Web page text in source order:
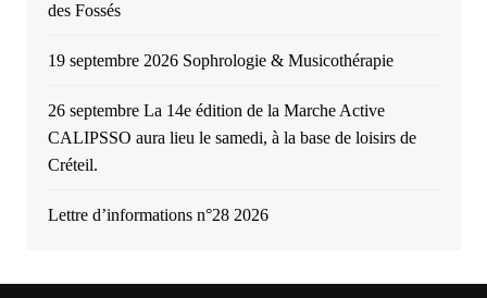
des Fossés
19 septembre 2026 Sophrologie & Musicothérapie
26 septembre La 14e édition de la Marche Active
CALIPSSO aura lieu le samedi, à la base de loisirs de
Créteil.
Lettre d’informations n°28 2026